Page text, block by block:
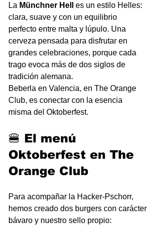
La Münchner Hell
es un estilo Helles:
clara, suave y con un equilibrio
perfecto entre malta y lúpulo. Una
cerveza pensada para disfrutar en
grandes celebraciones, porque cada
trago evoca más de dos siglos de
tradición alemana.
Beberla en Valencia, en The Orange
Club, es conectar con la esencia
misma del Oktoberfest.
🍔 El menú
Oktoberfest en The
Orange Club
Para acompañar la Hacker-Pschorr,
hemos creado dos burgers con carácter
bávaro y nuestro sello propio: